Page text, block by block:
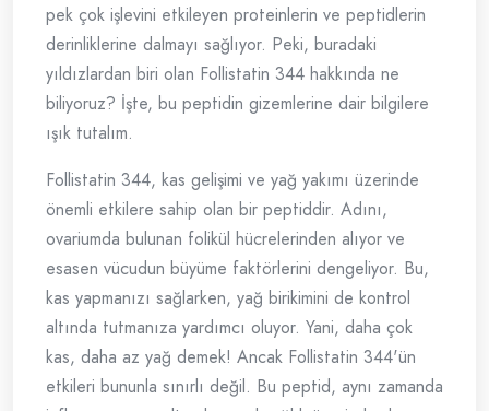
pek çok işlevini etkileyen proteinlerin ve peptidlerin
derinliklerine dalmayı sağlıyor. Peki, buradaki
yıldızlardan biri olan Follistatin 344 hakkında ne
biliyoruz? İşte, bu peptidin gizemlerine dair bilgilere
ışık tutalım.
Follistatin 344, kas gelişimi ve yağ yakımı üzerinde
önemli etkilere sahip olan bir peptiddir. Adını,
ovariumda bulunan folikül hücrelerinden alıyor ve
esasen vücudun büyüme faktörlerini dengeliyor. Bu,
kas yapmanızı sağlarken, yağ birikimini de kontrol
altında tutmanıza yardımcı oluyor. Yani, daha çok
kas, daha az yağ demek! Ancak Follistatin 344'ün
etkileri bununla sınırlı değil. Bu peptid, aynı zamanda